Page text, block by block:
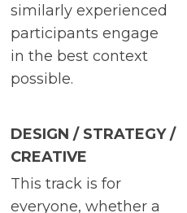
similarly experienced
participants engage
in the best context
possible.
DESIGN / STRATEGY /
CREATIVE
This track is for
everyone, whether a